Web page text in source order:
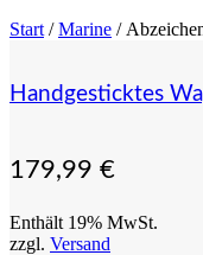
Start /Marine /
Handgesticktes
179,99 €
Enthält 19% MwSt.
zzgl. Versand